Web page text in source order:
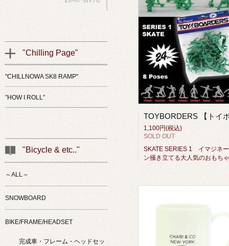
1,100円(税込)
SOLD OUT
SKATE SERIES 1 イマジネ
ン掻き立てる大人気のおもち
"Chilling Page"
"CHILLNOWA SK8 RAMP"
”HOW I ROLL”
"Bicycle & etc.."
～ALL～
SNOWBOARD
BIKE/FRAME/HEADSET
完成車・フレーム・ヘッドセッ